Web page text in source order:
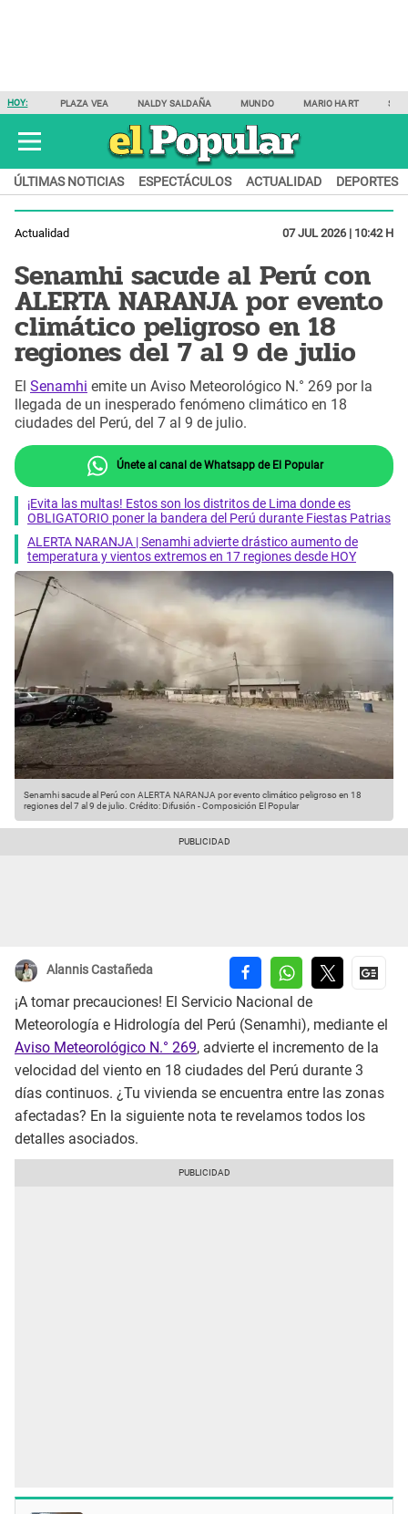
HOY: PLAZA VEA NALDY SALDAÑA MUNDO MARIO HART
ÚLTIMAS NOTICIAS ESPECTÁCULOS ACTUALIDAD DEPORTES
Actualidad 07 JUL 2026 | 10:42 H
Senamhi sacude al Perú con
ALERTA NARANJA por evento
climático peligroso en 18
regiones del 7 al 9 de julio
El Senamhi emite un Aviso Meteorológico N.° 269 por la
llegada de un inesperado fenómeno climático en 18
ciudades del Perú, del 7 al 9 de julio.
Únete al canal de Whatsapp de El Popular
¡Evita las multas! Estos son los distritos de Lima donde es
OBLIGATORIO poner la bandera del Perú durante Fiestas Patrias
ALERTA NARANJA | Senamhi advierte drástico aumento de
temperatura y vientos extremos en 17 regiones desde HOY
Senamhi sacude al Perú con ALERTA NARANJA por evento climático peligroso en 18
regiones del 7 al 9 de julio. Crédito: Difusión - Composición El Popular
Alannis Castañeda
¡A tomar precauciones! El Servicio Nacional de
Meteorología e Hidrología del Perú (Senamhi), mediante el
Aviso Meteorológico N.° 269, advierte el incremento de la
velocidad del viento en 18 ciudades del Perú durante 3
días continuos. ¿Tu vivienda se encuentra entre las zonas
afectadas? En la siguiente nota te revelamos todos los
detalles asociados.